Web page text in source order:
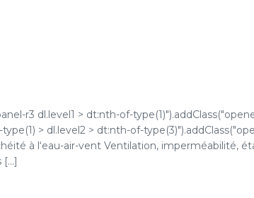
r3 dl.level1 > dt:nth-of-
> dl.level2 > dt:nth-of-
à l‘eau-air-vent Ventilation, imperméabilité,